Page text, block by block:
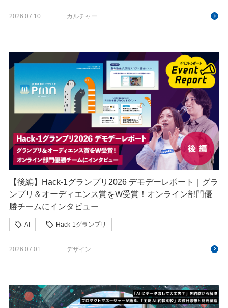
2026.07.10 カルチャー
【後編】Hack-1グランプリ2026 デモデーレポート｜グラ
ンプリ＆オーディエンス賞をW受賞！オンライン部門優
勝チームにインタビュー
AI Hack-1グランプリ
2026.07.01 デザイン